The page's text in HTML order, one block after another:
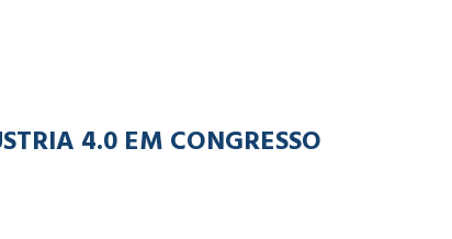
4.0 EM CONGRESSO